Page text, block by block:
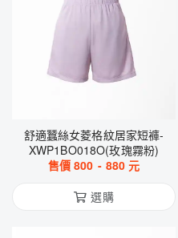
舒適蠶絲女菱格紋居家短褲-
XWP1BO018O(玫瑰霧粉)
售價800 - 880 元
選購